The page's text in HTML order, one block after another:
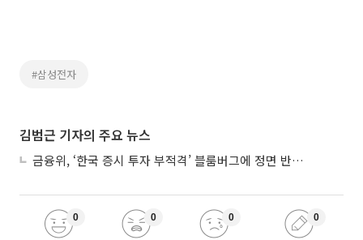
#삼성전자
김범근 기자의 주요 뉴스
금융위, ‘한국 증시 투자 부적격’ 블룸버그에 정면 반박…“근거 불분명”
0 0 0 0